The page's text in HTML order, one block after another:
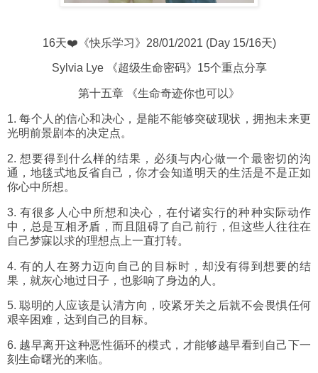
16天❤️《快乐学习》28/01/2021 (Day 15/16天)
Sylvia Lye 《超级生命密码》15个重点分享
第十五章 《生命奇迹你也可以》
1. 每个人的信心和决心，是能不能够突破现状，拥抱未来更
光明前景剧本的决定点。
2. 想要得到什么样的结果，必须与内心做一个最密切的沟
通，地毯式地反省自己，你才会知道明天的生活是不是正如
你心中所想。
3. 有很多人心中所想和决心，在付诸实行的种种实际动作
中，总是互相矛盾，而且阻碍了自己前行，但这些人往往在
自己梦寐以求的理想点上一直打转。
4. 有的人在努力迈向自己的目标时，却没有得到想要的结
果，就灰心地过日子，也影响了身边的人。
5. 聪明的人应该是认清方向，咬紧牙关之后就不会畏惧任何
艰辛困难，达到自己的目标。
6. 越早离开这种恶性循环的模式，才能够越早看到自己下一
刻生命曙光的来临。